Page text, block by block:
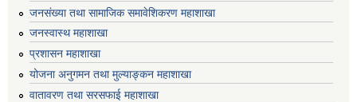
जनसंख्या तथा सामाजिक समावेशिकरण महाशाखा
जनस्वास्थ महाशाखा
प्रशासन महाशाखा
योजना अनुगमन तथा मुल्याङ्कन महाशाखा
वातावरण तथा सरसफाई महाशाखा